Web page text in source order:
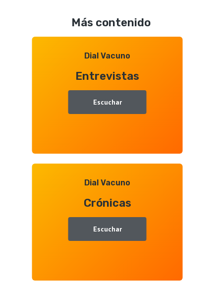
Aquitanima
2026,
entrevista
Juan
Ramón
Gallego
Más contenido
Dial Vacuno
Entrevistas
Escuchar
Dial Vacuno
Crónicas
Escuchar